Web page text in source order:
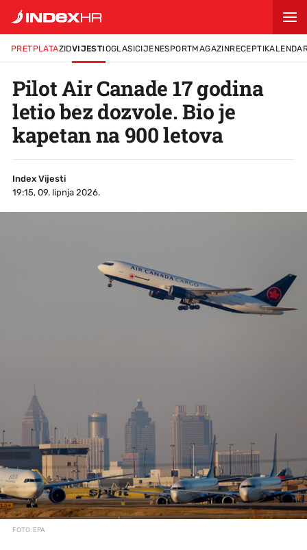
PRETPLATAZIDVIJESTIOGLASICIJENESPORTMAGAZINRECEPTI
Pilot Air Canade 17 godina
letio bez dozvole. Bio je
kapetan na 900 letova
Index Vijesti
19:15, 09. lipnja 2026.
FOTO: EPA